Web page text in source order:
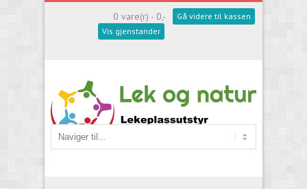
0 vare(r) - 0,-
Gå videre til kassen
Vis gjenstander